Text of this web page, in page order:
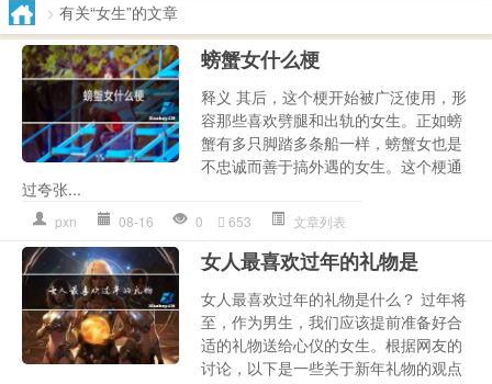
> 有关“女生”的文章
螃蟹女什么梗
释义 其后，这个梗开始被广泛使用，形
容那些喜欢劈腿和出轨的女生。正如螃
蟹有多只脚踏多条船一样，螃蟹女也是
不忠诚而善于搞外遇的女生。这个梗通
过夸张...
pxn 08-16 0 653 文章列表
女人最喜欢过年的礼物是
女人最喜欢过年的礼物是什么？ 过年将
至，作为男生，我们应该提前准备好合
适的礼物送给心仪的女生。根据网友的
讨论，以下是一些关于新年礼物的观点